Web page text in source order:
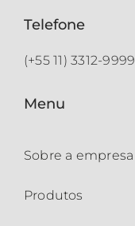
Telefone
(+55 11) 3312-9999
Menu
Sobre a empresa
Produtos